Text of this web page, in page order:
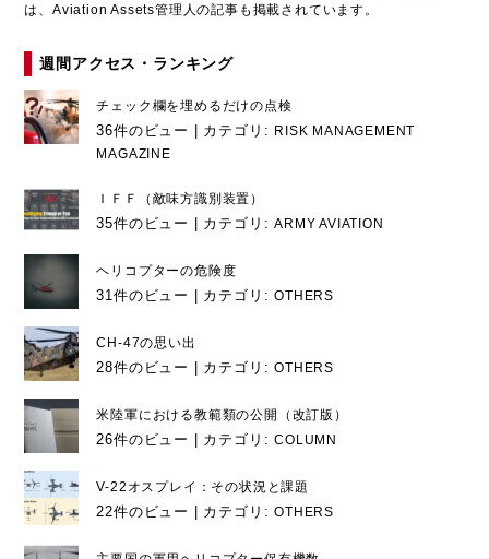
は、Aviation Assets管理人の記事も掲載されています。
週間アクセス・ランキング
チェック欄を埋めるだけの点検
36件のビュー カテゴリ: RISK MANAGEMENT
MAGAZINE
ＩＦＦ（敵味方識別装置）
35件のビュー カテゴリ:ARMY AVIATION
ヘリコプターの危険度
31件のビュー カテゴリ:OTHERS
CH-47の思い出
28件のビュー カテゴリ:OTHERS
米陸軍における教範類の公開（改訂版）
26件のビュー カテゴリ:COLUMN
V-22オスプレイ：その状況と課題
22件のビュー カテゴリ:OTHERS